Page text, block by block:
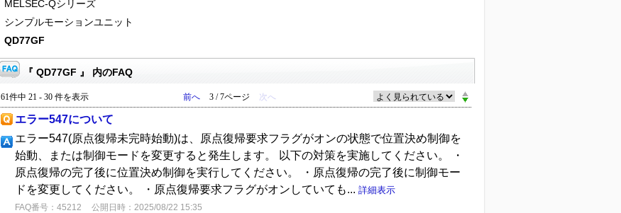
MELSEC-Qシリーズ
シンプルモーションユニット
QD77GF
『 QD77GF 』 内のFAQ
61件中 21 - 30 件を表示 前へ 3 / 7ページ 次へ
エラー547について
エラー547(原点復帰未完時始動)は、原点復帰要求フラグがオンの状態で位置決め制御を
始動、または制御モードを変更すると発生します。 以下の対策を実施してください。 ・
原点復帰の完了後に位置決め制御を実行してください。 ・原点復帰の完了後に制御モー
ドを変更してください。 ・原点復帰要求フラグがオンしていても... 詳細表示
FAQ番号：45212 公開日時：2025/08/22 15:35